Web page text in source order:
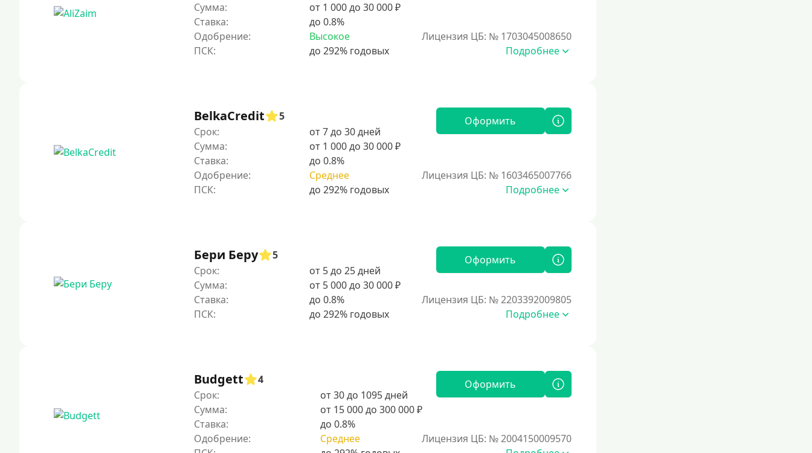
Сумма:
от 1 000 до 30 000 ₽
Ставка:
до 0.8%
Одобрение:
Высокое
Лицензия ЦБ: № 1703045008650
Подробнее
BelkaCredit
5
Срок:
от 7 до 30 дней
Сумма:
от 1 000 до 30 000 ₽
Ставка:
до 0.8%
Одобрение:
Среднее
Оформить
Лицензия ЦБ: № 1603465007766
Подробнее
Бери Беру
5
Срок:
от 5 до 25 дней
Сумма:
от 5 000 до 30 000 ₽
Ставка:
до 0.8%
Оформить
Лицензия ЦБ: № 2203392009805
Подробнее
Budgett
4
Срок:
от 30 до 1095 дней
Сумма:
от 15 000 до 300 000 ₽
Ставка:
до 0.8%
Одобрение:
Среднее
Оформить
Лицензия ЦБ: № 2004150009570